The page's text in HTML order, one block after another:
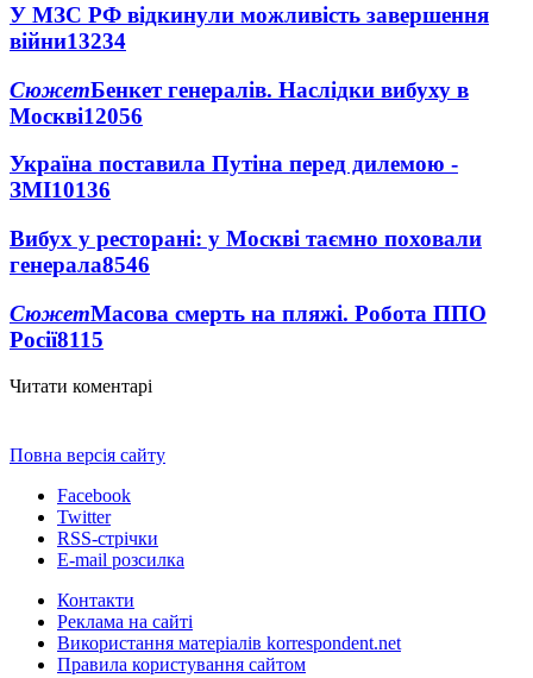
У МЗС РФ відкинули можливість завершення
війни13234
СюжетБенкет генералів. Наслідки вибуху в
Москві12056
Україна поставила Путіна перед дилемою -
ЗМІ10136
Вибух у ресторані: у Москві таємно поховали
генерала8546
СюжетМасова смерть на пляжі. Робота ППО
Росії8115
Читати коментарі
Повна версія сайту
Facebook
Twitter
RSS-стрічки
E-mail розсилка
Контакти
Реклама на сайті
Використання матеріалів korrespondent.net
Правила користування сайтом